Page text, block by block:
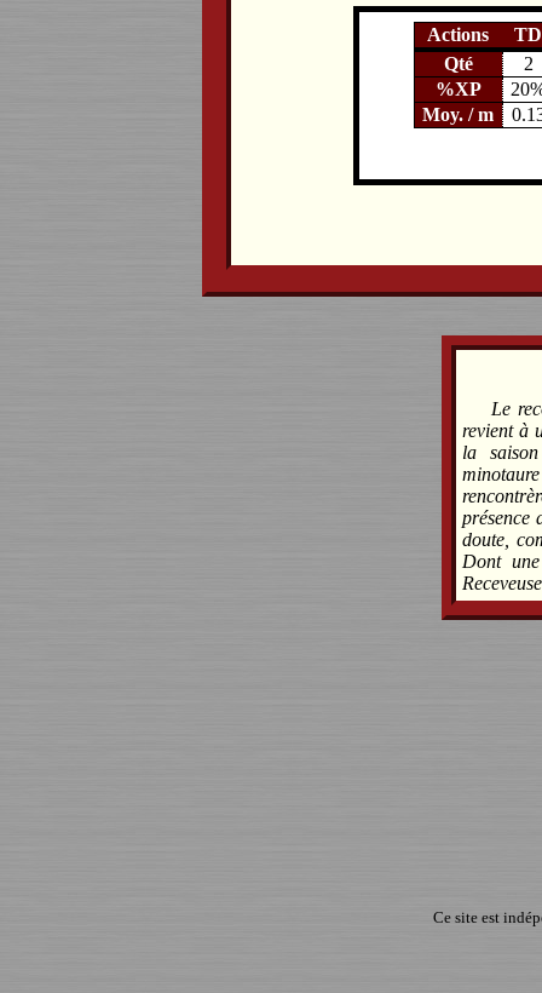
Actions
TD
Qté
2
%XP
Moy. / m
Le
revient à
la
présence
doute,
Dont
Ce site est